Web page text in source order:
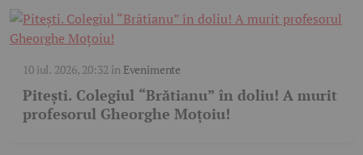
10 iul. 2026, 20:32 în Evenimente
Pitești. Colegiul “Brătianu” în doliu! A murit
profesorul Gheorghe Moțoiu!